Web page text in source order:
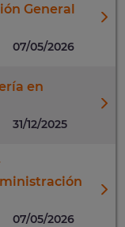
General
07/05/2026
en
31/12/2025
07/05/2026